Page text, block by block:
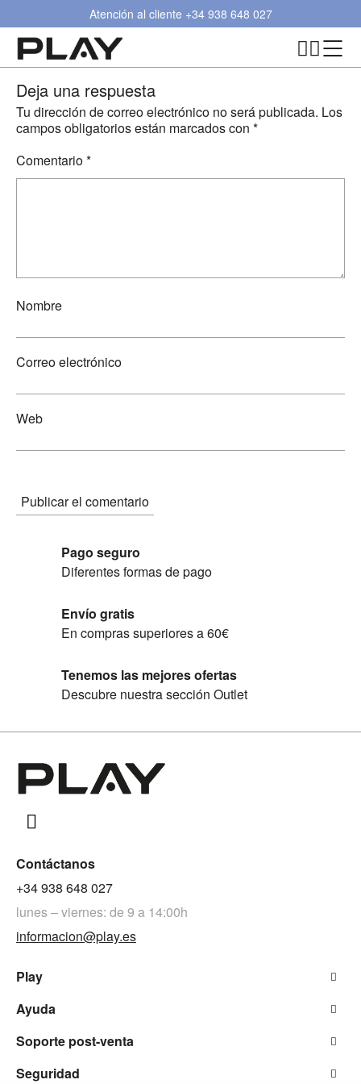
Atención al cliente +34 938 648 027
Deja una respuesta
Tu dirección de correo electrónico no será publicada. Los
campos obligatorios están marcados con *
Comentario*
Nombre
Correo electrónico
Web
Pago seguro
Diferentes formas de pago
Envío gratis
En compras superiores a 60€
Tenemos las mejores ofertas
Descubre nuestra sección Outlet
Contáctanos
+34 938 648 027
lunes – viernes: de 9 a 14:00h
informacion@play.es
Play
Ayuda
Soporte post-venta
Seguridad